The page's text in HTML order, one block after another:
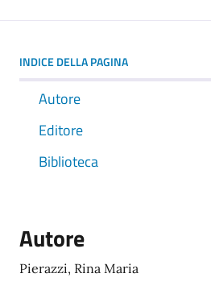
INDICE DELLA PAGINA
Autore
Editore
Biblioteca
Autore
Pierazzi, Rina Maria